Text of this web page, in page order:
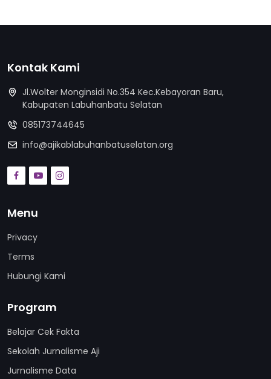
Kontak Kami
Jl.Wolter Monginsidi No.354 Kec.Kebayoran Baru,
Kabupaten Labuhanbatu Selatan
085173744645
info@ajikablabuhanbatuselatan.org
Menu
Privacy
Terms
Hubungi Kami
Program
Belajar Cek Fakta
Sekolah Jurnalisme Aji
Jurnalisme Data